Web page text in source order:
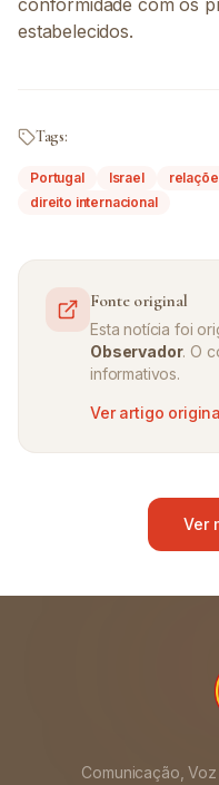
conformidade com os
estabelecidos.
Tags:
Portugal Israel
direito internacional
Fonte original
Esta notícia foi
Observador. O
informativos.
Ver artigo
Ver
Comunicação,